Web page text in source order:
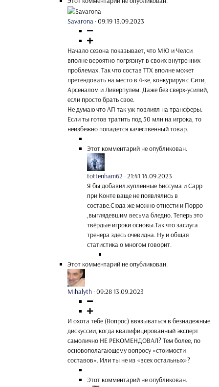
Savarona ·09:19 13.09.2023
Начало сезона показывает, что МЮ и Челси
вполне вероятно погрязнут в своих внутренних
проблемах. Так что состав ТТХ вполне может
претендовать на место в 4-ке, конкурируя с Сити,
Арсеналом и Ливерпулем. Даже без сверх-усилий,
если просто брать свое.
Не думаю что АП так уж повлиял на трансферы.
Если ты готов тратить под 50 млн на игрока, то
неизбежно попадется качественный товар.
Этот комментарий не опубликован.
tottenham62 ·21:41 14.09.2023
Я бы добавил.купленные Биссума и Сарр
при Конте ваще не появлялись в
составе.Сюда же можно отнести и Порро
,выглядевшим весьма бледно. Теперь это
твёрдые игроки основы.Так что заслуга
тренера здесь очевидна. Ну и общая
статистика о многом говорит.
Этот комментарий не опубликован.
Mihalyth ·09:28 13.09.2023
И охота тебе (Вопрос) ввязываться в безнадежные
дискуссии, когда квалифицированный эксперт
самолично НЕ РЕКОМЕНДОВАЛ? Тем более, по
основополагающему вопросу «стоимости
составов». Или ты не из «всех остальных»?
Этот комментарий не опубликован.